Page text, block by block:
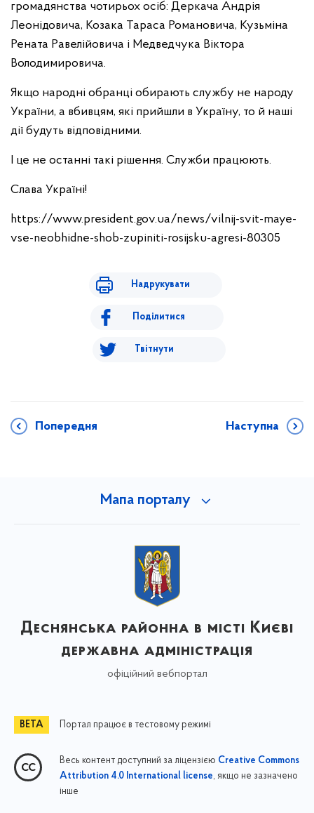
громадянства чотирьох осіб: Деркача Андрія
Леонідовича, Козака Тараса Романовича, Кузьміна
Рената Равелійовича і Медведчука Віктора
Володимировича.
Якщо народні обранці обирають службу не народу
України, а вбивцям, які прийшли в Україну, то й наші
дії будуть відповідними.
І це не останні такі рішення. Служби працюють.
Слава Україні!
https://www.president.gov.ua/news/vilnij-svit-maye-
vse-neobhidne-shob-zupiniti-rosijsku-agresi-80305
Надрукувати
Поділитися
Твітнути
Попередня Наступна
Мапа порталу
Деснянська районна в місті Києві
державна адміністрація
офіційний вебпортал
Портал працює в тестовому режимі
Весь контент доступний за ліцензією Creative Commons
Attribution 4.0 International license, якщо не зазначено
інше